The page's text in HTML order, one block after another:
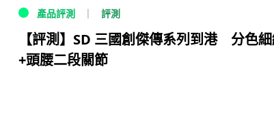
產品評測 評測
【評測】SD 三國創傑傳系列到港 分色
+頭腰二段關節